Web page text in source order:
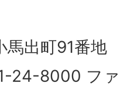
馬出町91番地
24-8000 フ